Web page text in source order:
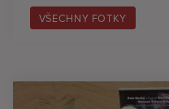
VŠECHNY FOTKY